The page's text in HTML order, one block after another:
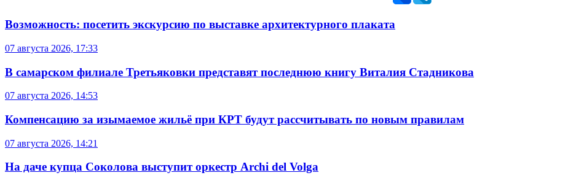
Возможность: посетить экскурсию по выставке архитектурного плаката
07 августа 2026, 17:33
В самарском филиале Третьяковки представят последнюю книгу Виталия Стадникова
07 августа 2026, 14:53
Компенсацию за изымаемое жильё при КРТ будут рассчитывать по новым правилам
07 августа 2026, 14:21
На даче купца Соколова выступит оркестр Archi del Volga